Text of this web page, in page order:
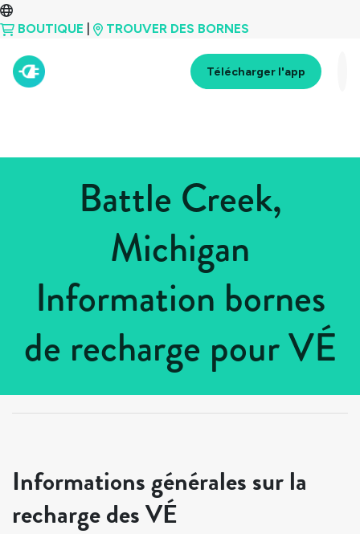
BOUTIQUE TROUVER DES BORNES
Télécharger l'app
Battle Creek,
Michigan
Information bornes
de recharge pour VÉ
États-Unis > Michigan
Informations générales sur la
recharge des VÉ